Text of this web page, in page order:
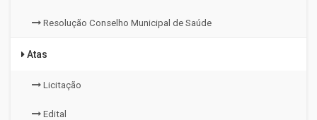
Resolução Conselho Municipal de Saúde
Atas
Licitação
Edital